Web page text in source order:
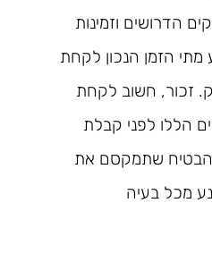
הדרושים וזמינות
הזמן הנכון לקחת
זכור, חשוב לקחת
הללו לפני קבלת
שתמקסם את
מכל בעיה